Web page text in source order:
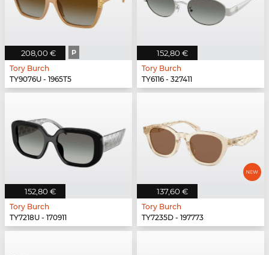
208,00 € P
Tory Burch
TY9076U - 1965T5
152,80 €
Tory Burch
TY6116 - 327411
152,80 €
Tory Burch
TY7218U - 170911
137,60 €
Tory Burch
TY7235D - 197773